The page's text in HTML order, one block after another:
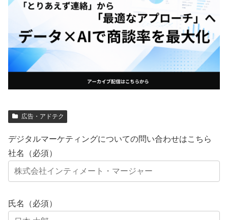
広告・アドテク
デジタルマーケティングについての問い合わせはこちら
社名（必須）
氏名（必須）